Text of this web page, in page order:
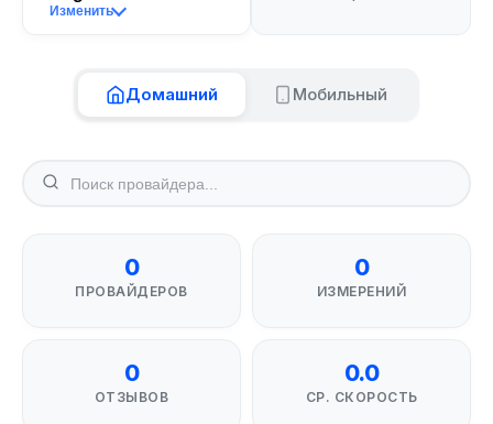
Изменить
Домашний Мобильный
0
ПРОВАЙДЕРОВ
0
ИЗМЕРЕНИЙ
0
ОТЗЫВОВ
0.0
СР. СКОРОСТЬ